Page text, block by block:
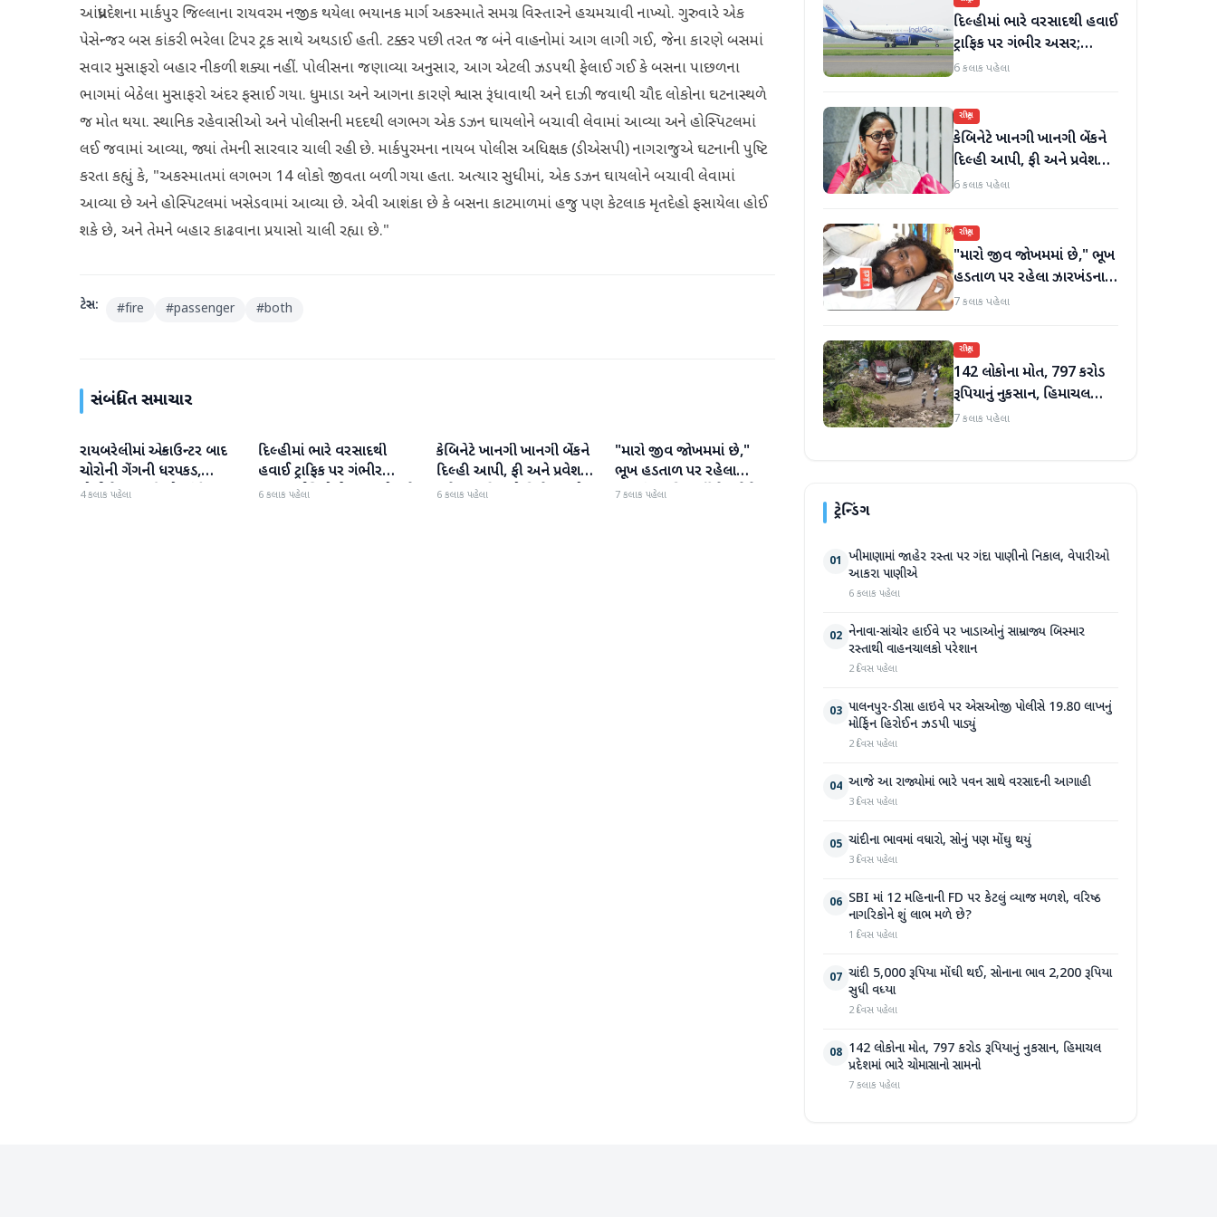
આંધ્રપ્રદેશના માર્કપુર જિલ્લાના રાયવરમ નજીક થયેલા ભયાનક માર્ગ અકસ્માતે સમગ્ર વિસ્તારને હચમચાવી નાખ્યો. ગુરુવારે એક
પેસેન્જર બસ કાંકરી ભરેલા ટિપર ટ્રક સાથે અથડાઈ હતી. ટક્કર પછી તરત જ બંને વાહનોમાં આગ લાગી ગઈ, જેના કારણે બસમાં
સવાર મુસાફરો બહાર નીકળી શક્યા નહીં. પોલીસના જણાવ્યા અનુસાર, આગ એટલી ઝડપથી ફેલાઈ ગઈ કે બસના પાછળના
ભાગમાં બેઠેલા મુસાફરો અંદર ફસાઈ ગયા. ધુમાડા અને આગના કારણે શ્વાસ રૂંધાવાથી અને દાઝી જવાથી ચૌદ લોકોના ઘટનાસ્થળે
જ મોત થયા. સ્થાનિક રહેવાસીઓ અને પોલીસની મદદથી લગભગ એક ડઝન ઘાયલોને બચાવી લેવામાં આવ્યા અને હોસ્પિટલમાં
લઈ જવામાં આવ્યા, જ્યાં તેમની સારવાર ચાલી રહી છે. માર્કપુરમના નાયબ પોલીસ અધિક્ષક (ડીએસપી) નાગરાજુએ ઘટનાની પુષ્ટિ
કરતા કહ્યું કે, "અકસ્માતમાં લગભગ 14 લોકો જીવતા બળી ગયા હતા. અત્યાર સુધીમાં, એક ડઝન ઘાયલોને બચાવી લેવામાં
આવ્યા છે અને હોસ્પિટલમાં ખસેડવામાં આવ્યા છે. એવી આશંકા છે કે બસના કાટમાળમાં હજુ પણ કેટલાક મૃતદેહો ફસાયેલા હોઈ
શકે છે, અને તેમને બહાર કાઢવાના પ્રયાસો ચાલી રહ્યા છે."
ટેગ્સ: #fire #passenger #both
સંબંધિત સમાચાર
રાષ્ટ્રીય
રાયબરેલીમાં એન્કાઉન્ટર બાદ
ચોરોની ગેંગની ધરપકડ,
પોલીસે 12.4 કિલો ચાંદીના
4 કલાક પહેલા
રાષ્ટ્રીય
દિલ્હીમાં ભારે વરસાદથી
હવાઈ ટ્રાફિક પર ગંભીર
અસર; ઈન્ડિગોએ મુસાફરો માટે
6 કલાક પહેલા
રાષ્ટ્રીય
કેબિનેટે ખાનગી ખાનગી બેંકને
દિલ્હી આપી, ફી અને પ્રવેશ
માટે નવા નિયમો વિશે જાણો
6 કલાક પહેલા
રાષ્ટ્રીય
"મારો જીવ જોખમમાં છે,"
ભૂખ હડતાળ પર રહેલા
ઝારખંડના વિદ્યાર્થી નેતા દેવેન્દ્ર
7 કલાક પહેલા
દિલ્હીમાં ભારે વરસાદથી હવાઈ
ટ્રાફિક પર ગંભીર અસર;
ઈન્ડિગોએ મુસાફરો માટે
6 કલાક પહેલા
રાષ્ટ્રીય
કેબિનેટે ખાનગી ખાનગી બેંકને
દિલ્હી આપી, ફી અને પ્રવેશ
માટે નવા નિયમો વિશે જાણો
6 કલાક પહેલા
રાષ્ટ્રીય
"મારો જીવ જોખમમાં છે," ભૂખ
હડતાળ પર રહેલા ઝારખંડના
વિદ્યાર્થી નેતા દેવેન્દ્ર નાથ
7 કલાક પહેલા
રાષ્ટ્રીય
142 લોકોના મોત, 797 કરોડ
રૂપિયાનું નુકસાન, હિમાચલ
પ્રદેશમાં ભારે ચોમાસાનો સામનો
7 કલાક પહેલા
ટ્રેન્ડિંગ
01 ખીમાણામાં જાહેર રસ્તા પર ગંદા પાણીનો નિકાલ, વેપારીઓ
આકરા પાણીએ
6 કલાક પહેલા
02 નેનાવા-સાંચોર હાઈવે પર ખાડાઓનું સામ્રાજ્ય બિસ્માર
રસ્તાથી વાહનચાલકો પરેશાન
2 દિવસ પહેલા
03 પાલનપુર-ડીસા હાઇવે પર એસઓજી પોલીસે 19.80 લાખનું
મોર્ફિન હિરોઈન ઝડપી પાડ્યું
2 દિવસ પહેલા
04 આજે આ રાજ્યોમાં ભારે પવન સાથે વરસાદની આગાહી
3 દિવસ પહેલા
05 ચાંદીના ભાવમાં વધારો, સોનું પણ મોંઘુ થયું
3 દિવસ પહેલા
06 SBI માં 12 મહિનાની FD પર કેટલું વ્યાજ મળશે, વરિષ્ઠ
નાગરિકોને શું લાભ મળે છે?
1 દિવસ પહેલા
07 ચાંદી 5,000 રૂપિયા મોંઘી થઈ, સોનાના ભાવ 2,200 રૂપિયા
સુધી વધ્યા
2 દિવસ પહેલા
08 142 લોકોના મોત, 797 કરોડ રૂપિયાનું નુકસાન, હિમાચલ
પ્રદેશમાં ભારે ચોમાસાનો સામનો
7 કલાક પહેલા